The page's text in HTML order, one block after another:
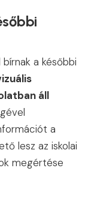
a későbbi
áll
a
lesz az iskolai
megértése